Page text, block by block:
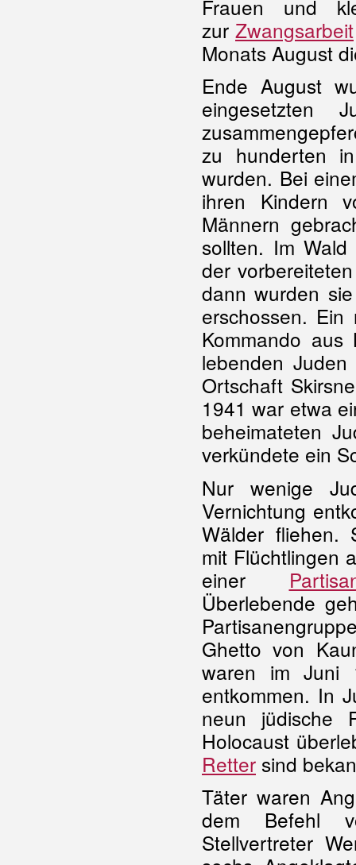
Frauen und
zur Zwangsarbeit
Monats August
Ende August
eingesetzten
zu hunderten
wurden. Bei
ihren Kindern
Männern
sollten. Im
der
dann wurden
erschossen.
Kommando
lebenden
Ortschaft
1941 war etwa
beheimateten
verkündete ein
Nur wenige
Vernichtung
Wälder fliehen.
mit Flüchtlingen
einer
Überlebende
Ghetto von
waren im Juni
entkommen. In
neun jüdische
Holocaust
Retter sind
Täter waren
dem Befehl
Stellvertreter